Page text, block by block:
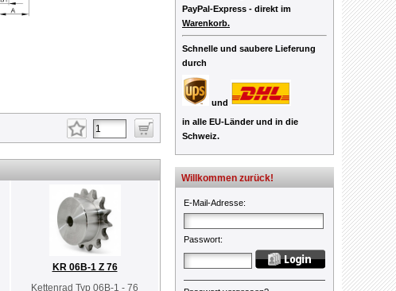
KR 06B-1 Z 76
Kettenrad Typ 06B-1 - 76
PayPal-Express - direkt im
Warenkorb.
Schnelle und saubere Lieferung
durch
und
in alle EU-Länder und in die
Schweiz.
Willkommen zurück!
E-Mail-Adresse:
Passwort: